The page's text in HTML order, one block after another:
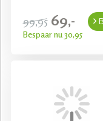
99,95 69,-
Bespaar nu 30,95